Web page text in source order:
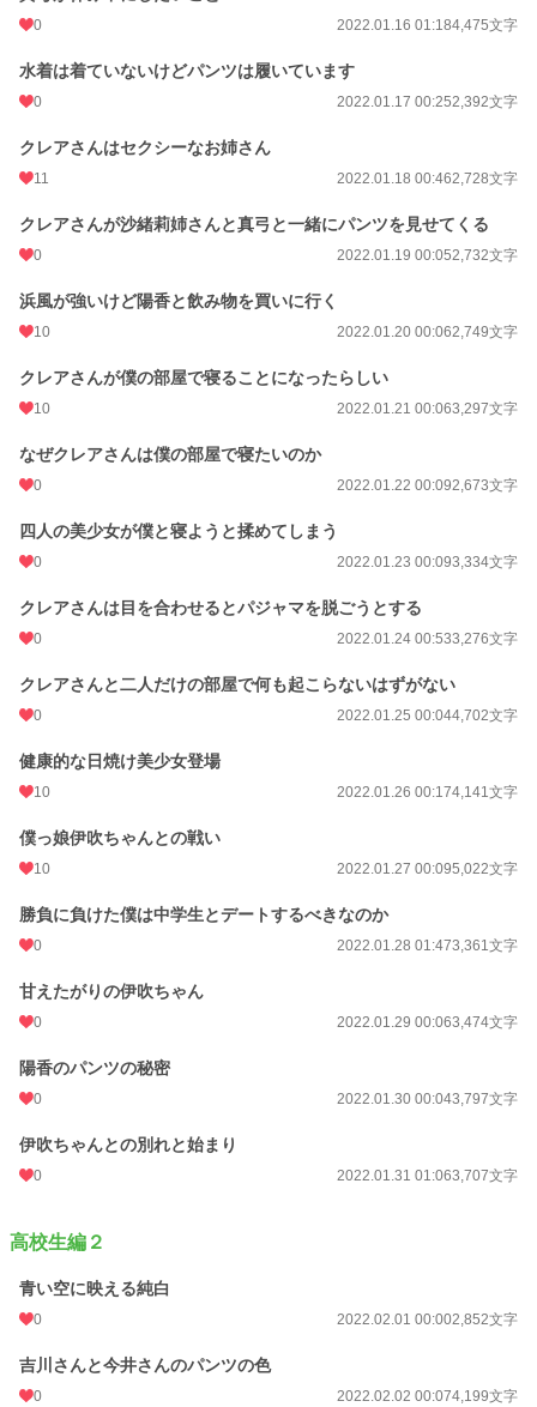
0 2022.01.16 01:184,475文字
水着は着ていないけどパンツは履いています
0 2022.01.17 00:252,392文字
クレアさんはセクシーなお姉さん
11 2022.01.18 00:462,728文字
クレアさんが沙緒莉姉さんと真弓と一緒にパンツを見せてくる
0 2022.01.19 00:052,732文字
浜風が強いけど陽香と飲み物を買いに行く
10 2022.01.20 00:062,749文字
クレアさんが僕の部屋で寝ることになったらしい
10 2022.01.21 00:063,297文字
なぜクレアさんは僕の部屋で寝たいのか
0 2022.01.22 00:092,673文字
四人の美少女が僕と寝ようと揉めてしまう
0 2022.01.23 00:093,334文字
クレアさんは目を合わせるとパジャマを脱ごうとする
0 2022.01.24 00:533,276文字
クレアさんと二人だけの部屋で何も起こらないはずがない
0 2022.01.25 00:044,702文字
健康的な日焼け美少女登場
10 2022.01.26 00:174,141文字
僕っ娘伊吹ちゃんとの戦い
10 2022.01.27 00:095,022文字
勝負に負けた僕は中学生とデートするべきなのか
0 2022.01.28 01:473,361文字
甘えたがりの伊吹ちゃん
0 2022.01.29 00:063,474文字
陽香のパンツの秘密
0 2022.01.30 00:043,797文字
伊吹ちゃんとの別れと始まり
0 2022.01.31 01:063,707文字
高校生編２
青い空に映える純白
0 2022.02.01 00:002,852文字
吉川さんと今井さんのパンツの色
0 2022.02.02 00:074,199文字